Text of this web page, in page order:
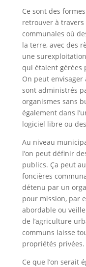
Ce sont des
retrouver à travers
communales où
la terre, avec des
une
qui étaient gérées
On peut envisager
sont administrés
organismes sans
également dans
logiciel libre ou
Au niveau
l’on peut définir
publics. Ça peut
foncières
détenu par un
pour mission, par
abordable ou
de l’agriculture
communs laisse
propriétés privées.
Ce que l’on serait